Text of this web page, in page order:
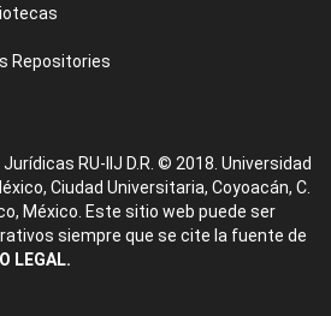
Repositories
RU-IIJ D.R. © 2018. Universidad
Ciudad Universitaria, Coyoacán, C.
México. Este sitio web puede ser
siempre que se cite la fuente de
LEGAL.